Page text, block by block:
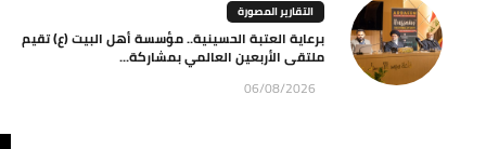
التقارير المصورة
برعاية العتبة الحسينية.. مؤسسة أهل البيت (ع) تقيم
ملتقى الأربعين العالمي بمشاركة...
06/08/2026